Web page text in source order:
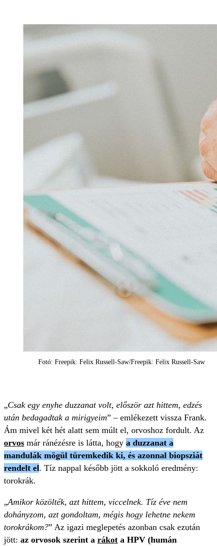
Fotó: Freepik: Felix Russell-Saw/Freepik: Felix Russell-Saw
„Csak egy enyhe duzzanat volt, először azt hittem, edzés
után bedagadtak a mirigyeim” – emlékezett vissza Frank.
Ám mivel két hét alatt sem múlt el, orvoshoz fordult. Az
orvos már ránézésre is látta, hogy a duzzanat a
mandulák mögül türemkedik ki, és azonnal biopsziát
rendelt el. Tíz nappal később jött a sokkoló eredmény:
torokrák.
„Amikor közölték, azt hittem, viccelnek. Tíz éve nem
dohányzom, azt gondoltam, mégis hogy lehetne nekem
torokrákom?” Az igazi meglepetés azonban csak ezután
jött: az orvosok szerint a rákot a HPV (humán